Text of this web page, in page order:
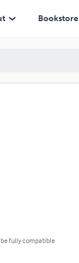
Bookstore
fully compatible